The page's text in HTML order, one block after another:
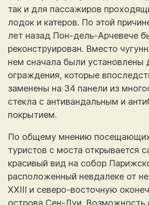
так и для пассажиров
лодок и катеров. По этой
лет назад Пон-дель-Арчевече
реконструирован. Вместо
нем сначала были установлены
ограждения, которые
заменены на 34 панели из
стекла с антивандальным и
покрытием.
По общему мнению
туристов с моста открывается
красивый вид на собор
расположенный невдалеке от
XXIII и северо-восточную
острова Сен-Луи. Возможность